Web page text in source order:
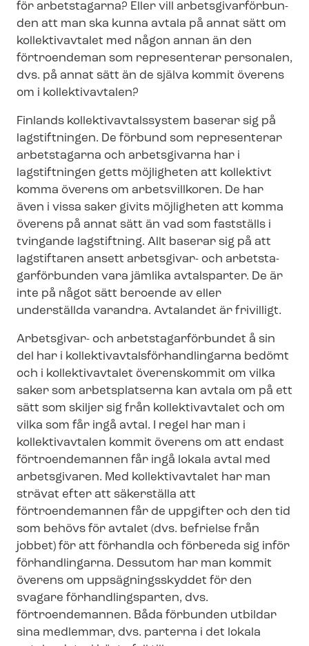
för arbetstagarna? Eller vill ar­bets­gi­var­för­bun­
den att man ska kunna avtala på annat sätt om
kollektivavtalet med någon annan än den
förtroendeman som representerar personalen,
dvs. på annat sätt än de själva kommit överens
om i kollektivavtalen?
Finlands kol­lek­tivav­tals­sy­stem baserar sig på
lagstiftningen. De förbund som representerar
arbetstagarna och arbetsgivarna har i
lagstiftningen getts möjligheten att kollektivt
komma överens om arbetsvillkoren. De har
även i vissa saker givits möjligheten att komma
överens på annat sätt än vad som fastställs i
tvingande lagstiftning. Allt baserar sig på att
lagstiftaren ansett arbetsgivar- och ar­bets­ta­
gar­för­bun­den vara jämlika avtalsparter. De är
inte på något sätt beroende av eller
underställda varandra. Avtalandet är frivilligt.
Arbetsgivar- och ar­bets­ta­gar­för­bun­det å sin
del har i kol­lek­tivav­tals­för­hand­ling­ar­na bedömt
och i kollektivavtalet överenskommit om vilka
saker som arbetsplatserna kan avtala om på ett
sätt som skiljer sig från kollektivavtalet och om
vilka som får ingå avtal. I regel har man i
kollektivavtalen kommit överens om att endast
förtroendemannen får ingå lokala avtal med
arbetsgivaren. Med kollektivavtalet har man
strävat efter att säkerställa att
förtroendemannen får de uppgifter och den tid
som behövs för avtalet (dvs. befrielse från
jobbet) för att förhandla och förbereda sig inför
förhandlingarna. Dessutom har man kommit
överens om upp­säg­nings­skyd­det för den
svagare för­hand­lings­par­ten, dvs.
förtroendemannen. Båda förbunden utbildar
sina medlemmar, dvs. parterna i det lokala